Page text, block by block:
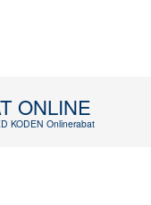
ONLINE
KODEN Onlinerabat